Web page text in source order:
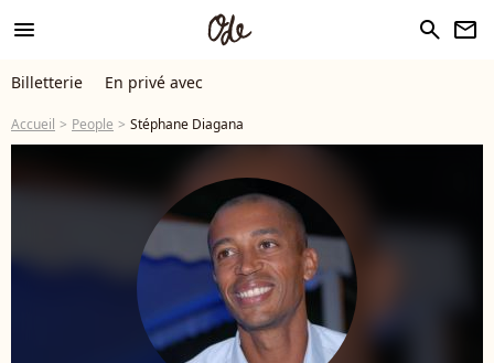
menu search newsletter
Billetterie En privé avec
Accueil People Stéphane Diagana